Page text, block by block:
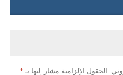
الحقول الإلزامية مشار إليها بـ *